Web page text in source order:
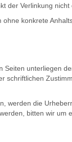
der Verlinkung nicht
konkrete
unterliegen
werden die
bitten wir